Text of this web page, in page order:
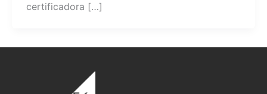
certificadora […]